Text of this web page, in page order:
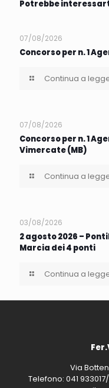
Potrebbe
07/08/2026
Concorso per n. 1
Continua a
07/08/2026
Concorso per n. 1
Vimercate (MB)
Continua a
03/08/2026
2 agosto 2026 –
Marcia dei 4 ponti
Continua a
Via
Telefono: 041